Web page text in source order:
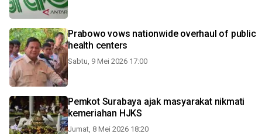
Prabowo vows nationwide overhaul of public
health centers
Sabtu, 9 Mei 2026 17:00
Pemkot Surabaya ajak masyarakat nikmati
kemeriahan HJKS
Jumat, 8 Mei 2026 18:20